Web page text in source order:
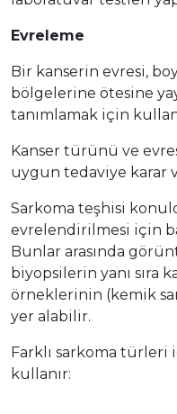
Evreleme
Bir kanserin evresi,
bölgelerine ötesine
tanımlamak için
Kanser türünü ve
uygun tedaviye karar
Sarkoma teşhisi
evrelendirilmesi için
Bunlar arasında
biyopsilerin yanı sıra
örneklerinin (kemik
yer alabilir.
Farklı sarkoma türleri
kullanır: